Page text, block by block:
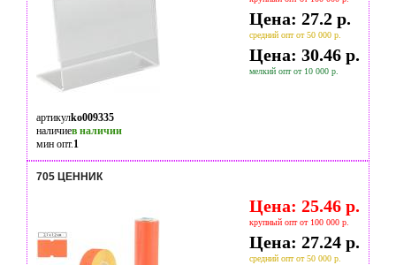
Цена: 27.2 р.
средний опт от 50 000 р.
Цена: 30.46 р.
мелкий опт от 10 000 р.
артикулko009335
наличиев наличии
мин опт.1
705 ЦЕННИК
Цена: 25.46 р.
крупный опт от 100 000 р.
Цена: 27.24 р.
средний опт от 50 000 р.